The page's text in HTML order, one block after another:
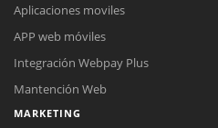
Aplicaciones moviles
APP web móviles
Integración Webpay Plus
Mantención Web
MARKETING